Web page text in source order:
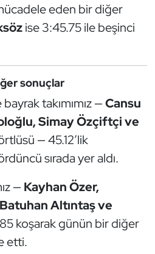
eden bir diğer
ise 3:45.75 ile beşinci
sonuçlar
takımımız —Cansu
Simay Özçiftçi ve
— 45.12’lik
sırada yer aldı.
— Kayhan Özer,
Altıntaş ve
koşarak günün bir diğer
etti.